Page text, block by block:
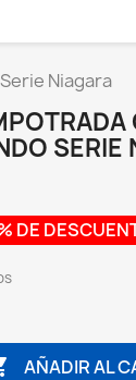
Niagara
SERIE
DE
AÑADIR AL